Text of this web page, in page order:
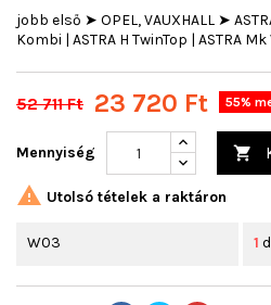
jobb első ➤ OPEL, VAUXHALL ➤
Kombi | ASTRA H TwinTop | ASTRA Mk
52 711 Ft 23 720 Ft 55%
Mennyiség 
 Utolsó tételek a raktáron
W03 1